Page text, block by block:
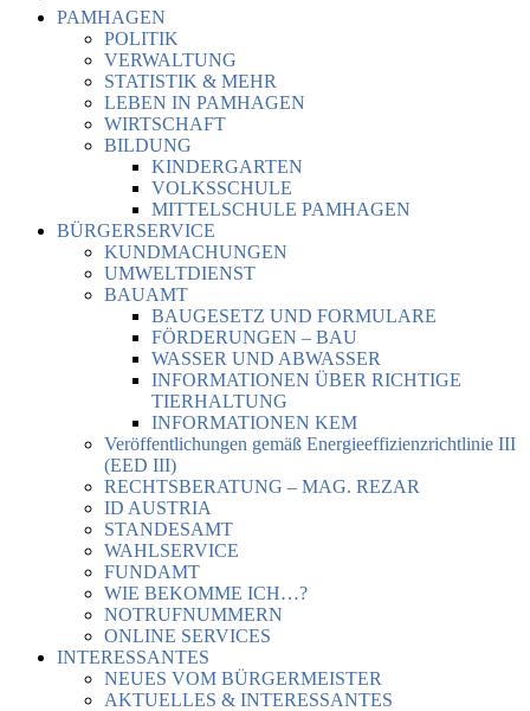
PAMHAGEN
POLITIK
VERWALTUNG
STATISTIK & MEHR
LEBEN IN PAMHAGEN
WIRTSCHAFT
BILDUNG
KINDERGARTEN
VOLKSSCHULE
MITTELSCHULE PAMHAGEN
BÜRGERSERVICE
KUNDMACHUNGEN
UMWELTDIENST
BAUAMT
BAUGESETZ UND FORMULARE
FÖRDERUNGEN – BAU
WASSER UND ABWASSER
INFORMATIONEN ÜBER RICHTIGE
TIERHALTUNG
INFORMATIONEN KEM
Veröffentlichungen gemäß Energieeffizienzrichtlinie III
(EED III)
RECHTSBERATUNG – MAG. REZAR
ID AUSTRIA
STANDESAMT
WAHLSERVICE
FUNDAMT
WIE BEKOMME ICH…?
NOTRUFNUMMERN
ONLINE SERVICES
INTERESSANTES
NEUES VOM BÜRGERMEISTER
AKTUELLES & INTERESSANTES